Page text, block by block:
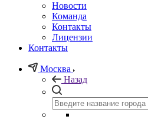
Новости
Команда
Контакты
Лицензии
Контакты
Москва
Назад